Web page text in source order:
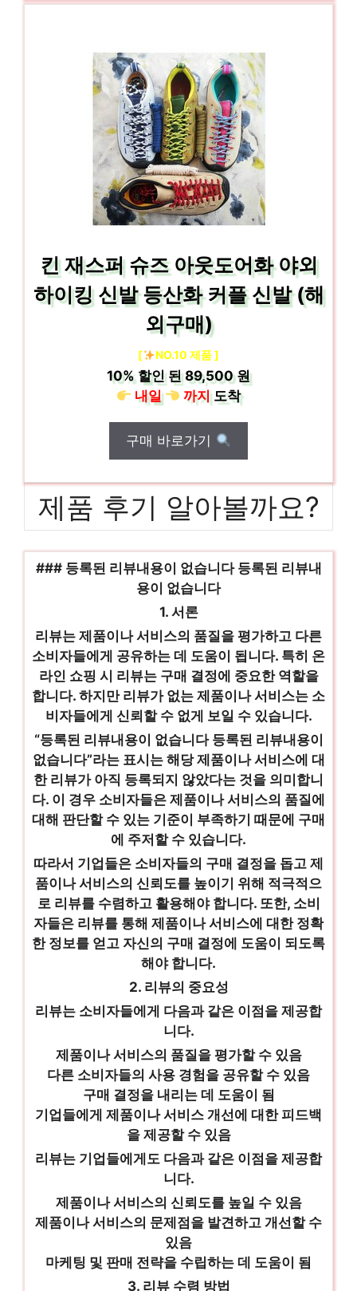
킨 재스퍼 슈즈 아웃도어화 야외
하이킹 신발 등산화 커플 신발 (해
외구매)
[ NO.10 제품 ]
10%할인 된89,500 원
내일
까지도착
구매 바로가기
제품 후기 알아볼까요?
### 등록된 리뷰내용이 없습니다 등록된 리뷰내
용이 없습니다
1. 서론
리뷰는 제품이나 서비스의 품질을 평가하고 다른
소비자들에게 공유하는 데 도움이 됩니다. 특히 온
라인 쇼핑 시 리뷰는 구매 결정에 중요한 역할을
합니다. 하지만 리뷰가 없는 제품이나 서비스는 소
비자들에게 신뢰할 수 없게 보일 수 있습니다.
“등록된 리뷰내용이 없습니다 등록된 리뷰내용이
없습니다”라는 표시는 해당 제품이나 서비스에 대
한 리뷰가 아직 등록되지 않았다는 것을 의미합니
다. 이 경우 소비자들은 제품이나 서비스의 품질에
대해 판단할 수 있는 기준이 부족하기 때문에 구매
에 주저할 수 있습니다.
따라서 기업들은 소비자들의 구매 결정을 돕고 제
품이나 서비스의 신뢰도를 높이기 위해 적극적으
로 리뷰를 수렴하고 활용해야 합니다. 또한, 소비
자들은 리뷰를 통해 제품이나 서비스에 대한 정확
한 정보를 얻고 자신의 구매 결정에 도움이 되도록
해야 합니다.
2. 리뷰의 중요성
리뷰는 소비자들에게 다음과 같은 이점을 제공합
니다.
제품이나 서비스의 품질을 평가할 수 있음
다른 소비자들의 사용 경험을 공유할 수 있음
구매 결정을 내리는 데 도움이 됨
기업들에게 제품이나 서비스 개선에 대한 피드백
을 제공할 수 있음
리뷰는 기업들에게도 다음과 같은 이점을 제공합
니다.
제품이나 서비스의 신뢰도를 높일 수 있음
제품이나 서비스의 문제점을 발견하고 개선할 수
있음
마케팅 및 판매 전략을 수립하는 데 도움이 됨
3. 리뷰 수렴 방법